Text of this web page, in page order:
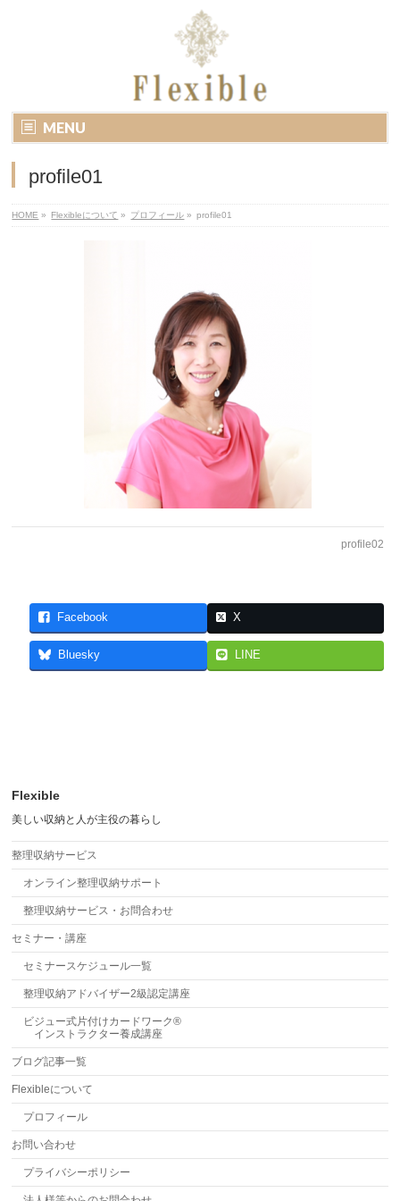
MENU
profile01
HOME » Flexibleについて » プロフィール » profile01
profile02
Facebook X
Bluesky LINE
Flexible
美しい収納と人が主役の暮らし
整理収納サービス
オンライン整理収納サポート
整理収納サービス・お問合わせ
セミナー・講座
セミナースケジュール一覧
整理収納アドバイザー2級認定講座
ビジュー式片付けカードワーク®
インストラクター養成講座
ブログ記事一覧
Flexibleについて
プロフィール
お問い合わせ
プライバシーポリシー